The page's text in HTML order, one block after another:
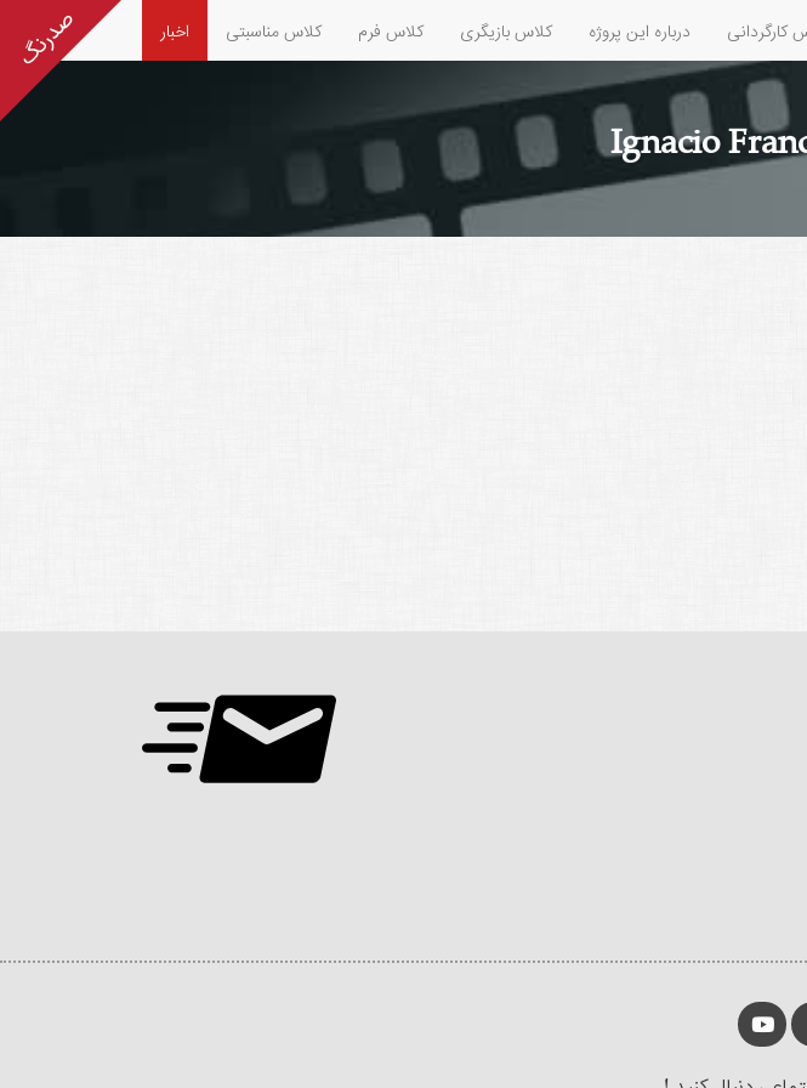
کارگردانی درباره این پروژه کلاس بازیگری کلاس فرم کلاس مناسبتی اخبار